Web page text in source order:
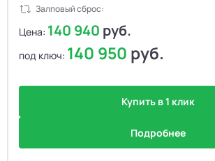
Залповый сброс:
Цена: 140 940 руб.
под ключ: 140 950 руб.
Купить в 1 клик
Подробнее